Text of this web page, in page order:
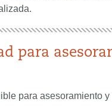
para
para asesoramiento